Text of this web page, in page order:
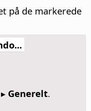
på de markerede
Generelt.